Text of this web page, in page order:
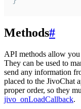
Methods#
API methods allow
They can be used to
send any information
placed to the JivoChat
proper order, so they
jivo_onLoadCallback.